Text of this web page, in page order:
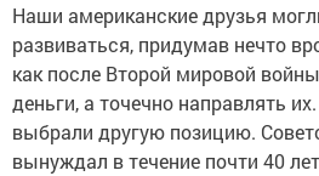
Наши американские друзья
развиваться, придумав нечто
как после Второй мировой
деньги, а точечно направлять
выбрали другую позицию.
вынуждал в течение почти 40